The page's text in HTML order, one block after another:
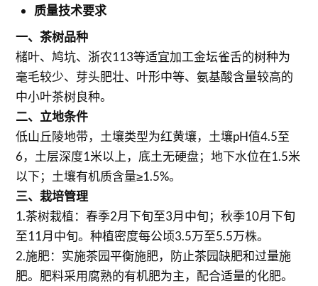
质量技术要求
一、茶树品种
槠叶、鸠坑、浙农113等适宜加工金坛雀舌的树种为
毫毛较少、芽头肥壮、叶形中等、氨基酸含量较高的
中小叶茶树良种。
二、立地条件
低山丘陵地带，土壤类型为红黄壤，土壤pH值4.5至
6，土层深度1米以上，底土无硬盘；地下水位在1.5米
以下；土壤有机质含量≥1.5%。
三、栽培管理
1.茶树栽植：春季2月下旬至3月中旬；秋季10月下旬
至11月中旬。种植密度每公顷3.5万至5.5万株。
2.施肥：实施茶园平衡施肥，防止茶园缺肥和过量施
肥。肥料采用腐熟的有机肥为主，配合适量的化肥。